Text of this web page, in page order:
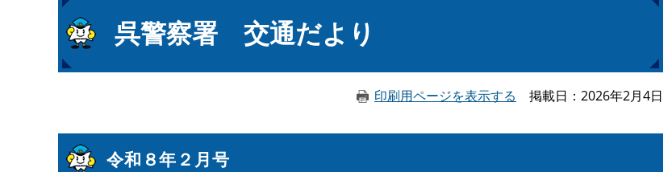
文
呉警察署 交通だより
印刷用ページを表示する 掲載日 2026年2月4日
令和８年２月号